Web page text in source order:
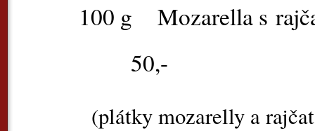
100 g
50,-
(plátky mozarelly a